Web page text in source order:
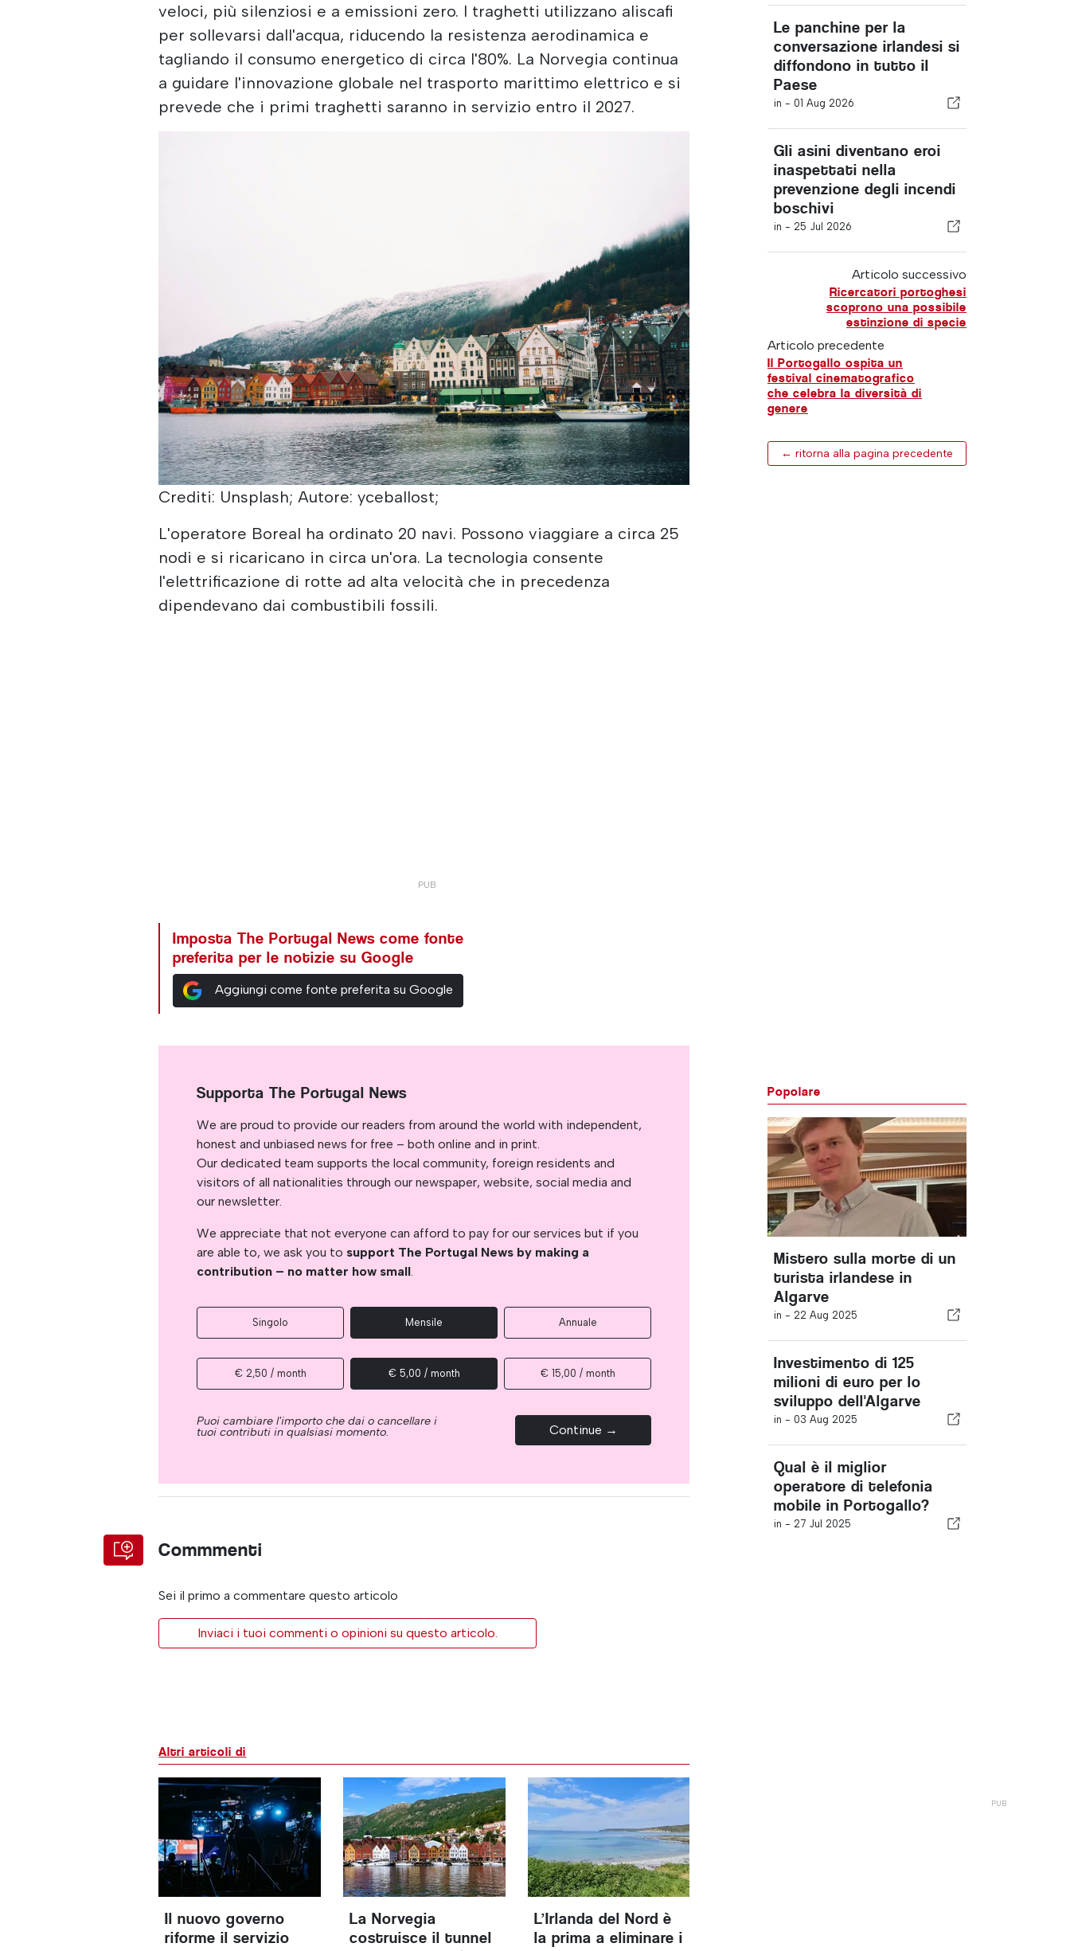
veloci, più silenziosi e a emissioni zero. I traghetti utilizzano aliscafi
per sollevarsi dall'acqua, riducendo la resistenza aerodinamica e
tagliando il consumo energetico di circa l'80%. La Norvegia continua
a guidare l'innovazione globale nel trasporto marittimo elettrico e si
prevede che i primi traghetti saranno in servizio entro il 2027.
Crediti: Unsplash; Autore: yceballost;
L'operatore Boreal ha ordinato 20 navi. Possono viaggiare a circa 25
nodi e si ricaricano in circa un'ora. La tecnologia consente
l'elettrificazione di rotte ad alta velocità che in precedenza
dipendevano dai combustibili fossili.
Imposta The Portugal News come fonte
preferita per le notizie su Google
Aggiungi come fonte preferita su Google
Le panchine per la
conversazione irlandesi si
diffondono in tutto il
Paese
in - 01 Aug 2026
Gli asini diventano eroi
inaspettati nella
prevenzione degli incendi
boschivi
in - 25 Jul 2026
Articolo successivo
Ricercatori portoghesi
scoprono una possibile
estinzione di specie
Articolo precedente
Il Portogallo ospita un
festival cinematografico
che celebra la diversità di
genere
← ritorna alla pagina precedente
Supporta The Portugal News
We are proud to provide our readers from around the world with independent,
honest and unbiased news for free – both online and in print.
Our dedicated team supports the local community, foreign residents and
visitors of all nationalities through our newspaper, website, social media and
our newsletter.
We appreciate that not everyone can afford to pay for our services but if you
are able to, we ask you to support The Portugal News by making a
contribution – no matter how small.
Singolo Mensile Annuale
€ 2,50 / month € 5,00 / month € 15,00 / month
Puoi cambiare l'importo che dai o cancellare i
tuoi contributi in qualsiasi momento. Continue →
Commmenti
Sei il primo a commentare questo articolo
Inviaci i tuoi commenti o opinioni su questo articolo.
Popolare
Mistero sulla morte di un
turista irlandese in
Algarve
in - 22 Aug 2025
Investimento di 125
milioni di euro per lo
sviluppo dell'Algarve
in - 03 Aug 2025
Qual è il miglior
operatore di telefonia
mobile in Portogallo?
in - 27 Jul 2025
Altri articoli di
Il nuovo governo
riforme il servizio
La Norvegia
costruisce il tunnel
L’Irlanda del Nord è
la prima a eliminare i